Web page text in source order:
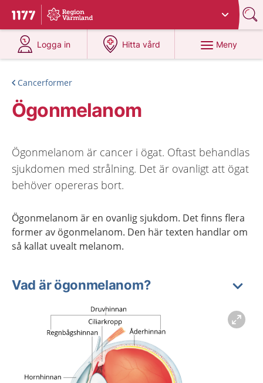
Till startsidan för 1177
Du har valt region
Logga in
på 1177.se
Hitta vård
på 1177.se
Meny
Cancerformer
Ögonmelanom
Ögonmelanom är cancer i ögat. Oftast behandlas
sjukdomen med strålning. Det är ovanligt att ögat
behöver opereras bort.
Ögonmelanom är en ovanlig sjukdom. Det finns flera
former av ögonmelanom. Den här texten handlar om
så kallat uvealt melanom.
Vad är ögonmelanom?